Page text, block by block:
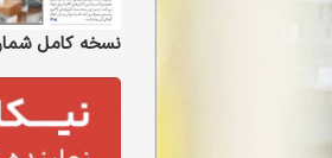
نسخه کامل